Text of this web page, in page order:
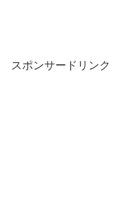
スポンサードリンク